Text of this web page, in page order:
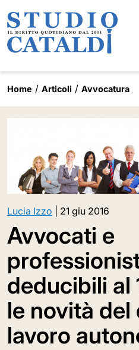
Home Articoli Avvocatura
Lucia Izzo 21 giu 2016
Avvocati e
deducibili al
le novità del
lavoro